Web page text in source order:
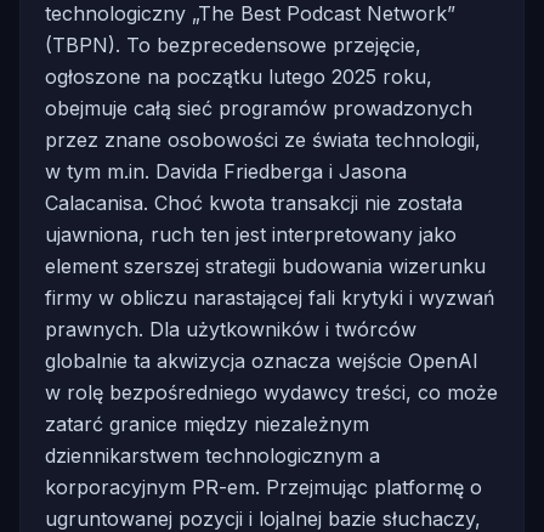
technologiczny „The Best Podcast Network”
(TBPN). To bezprecedensowe przejęcie,
ogłoszone na początku lutego 2025 roku,
obejmuje całą sieć programów prowadzonych
przez znane osobowości ze świata technologii,
w tym m.in. Davida Friedberga i Jasona
Calacanisa. Choć kwota transakcji nie została
ujawniona, ruch ten jest interpretowany jako
element szerszej strategii budowania wizerunku
firmy w obliczu narastającej fali krytyki i wyzwań
prawnych. Dla użytkowników i twórców
globalnie ta akwizycja oznacza wejście OpenAI
w rolę bezpośredniego wydawcy treści, co może
zatarć granice między niezależnym
dziennikarstwem technologicznym a
korporacyjnym PR-em. Przejmując platformę o
ugruntowanej pozycji i lojalnej bazie słuchaczy,